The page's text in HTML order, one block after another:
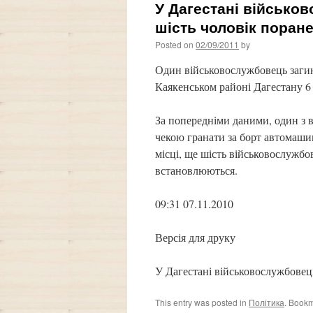
У Дагестані
шість чоловік
Posted on 02/09/2011 by
Один військовослужбовець
Каякенськом районі Дагестану
За попередніми даними, один
чекою гранати за борт
місці, ще шість
встановлюються.
09:31 07.11.2010
Версія для друку
У Дагестані
This entry was posted in Політика.